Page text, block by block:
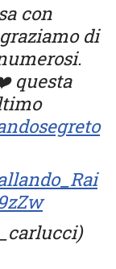
con
di
questa